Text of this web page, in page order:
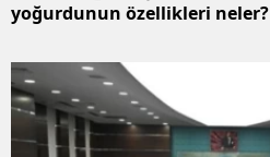
yoğurdunun özellikleri neler?